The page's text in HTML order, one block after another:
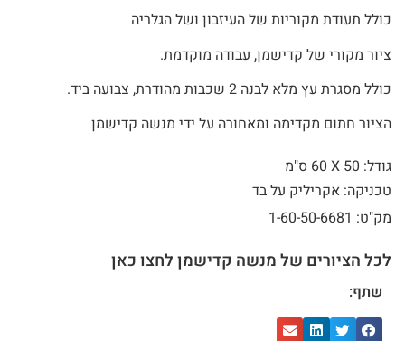
כולל תעודת מקוריות של העיזבון ושל הגלריה
ציור מקורי של קדישמן, עבודה מוקדמת.
כולל מסגרת עץ מלא לבנה 2 שכבות מהודרת, צבועה ביד.
הציור חתום מקדימה ומאחורה על ידי מנשה קדישמן
גודל: 50 X
60 ס"מ
טכניקה: אקריליק על בד
מק"ט: 1-60-50-6681
לכל הציורים של מנשה קדישמן לחצו כאן
שתף: